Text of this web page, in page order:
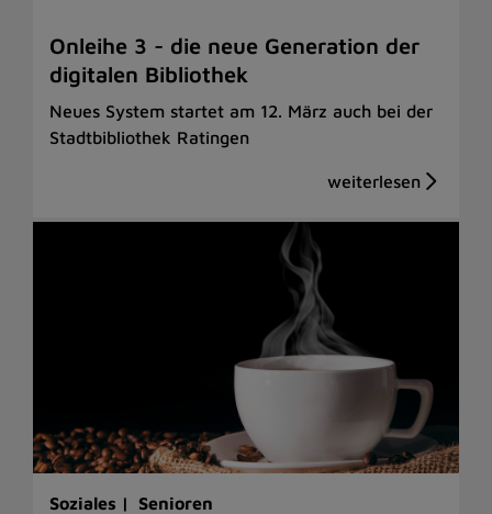
Onleihe 3 - die neue Generation der
digitalen Bibliothek
Neues System startet am 12. März auch bei der
Stadtbibliothek Ratingen
Soziales | Senioren